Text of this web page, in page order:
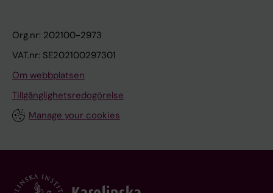
Org.nr: 202100-2973
VAT.nr: SE202100297301
Om webbplatsen
Tillgänglighetsredogörelse
Manage your cookies